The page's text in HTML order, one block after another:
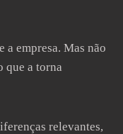
a empresa. Mas não
que a torna
relevantes,